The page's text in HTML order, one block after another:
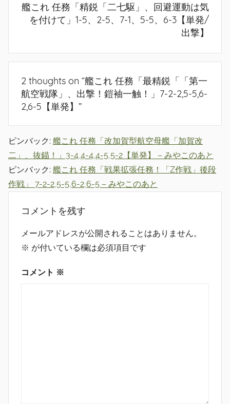
ン
艦これ 任務「精鋭「二七駆」、回避運動は気
を付けて」1-5、2-5、7-1、5-5、6-3【単発/
出撃】
2 thoughts on “艦これ 任務「最精鋭「「第一
航空戦隊」、出撃！鎧袖一触！」7-2-2,5-5,6-
2,6-5【単発】 ”
ピンバック: 艦これ 任務「改加賀型航空母艦「加賀改
二」、抜錨！」3-4,4-4,4-5,5-2【単発】 – みやこのあと
ピンバック: 艦これ 任務「戦果拡張任務！「Z作戦」後段
作戦」 7-2-2,5-5,6-2,6-5 – みやこのあと
コメントを残す
メールアドレスが公開されることはありません。
※ が付いている欄は必須項目です
コメント ※